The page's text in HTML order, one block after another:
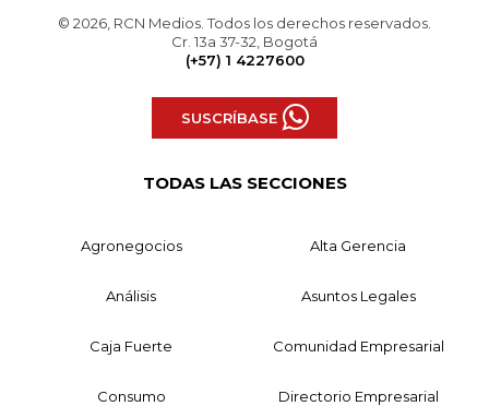
© 2026, RCN Medios. Todos los derechos reservados.
Cr. 13a 37-32, Bogotá
(+57) 1 4227600
SUSCRÍBASE
TODAS LAS SECCIONES
Agronegocios Alta Gerencia
Análisis Asuntos Legales
Caja Fuerte Comunidad Empresarial
Consumo Directorio Empresarial